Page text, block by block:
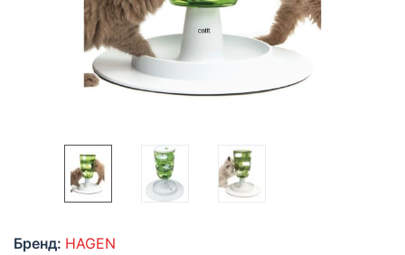
Бренд: HAGEN